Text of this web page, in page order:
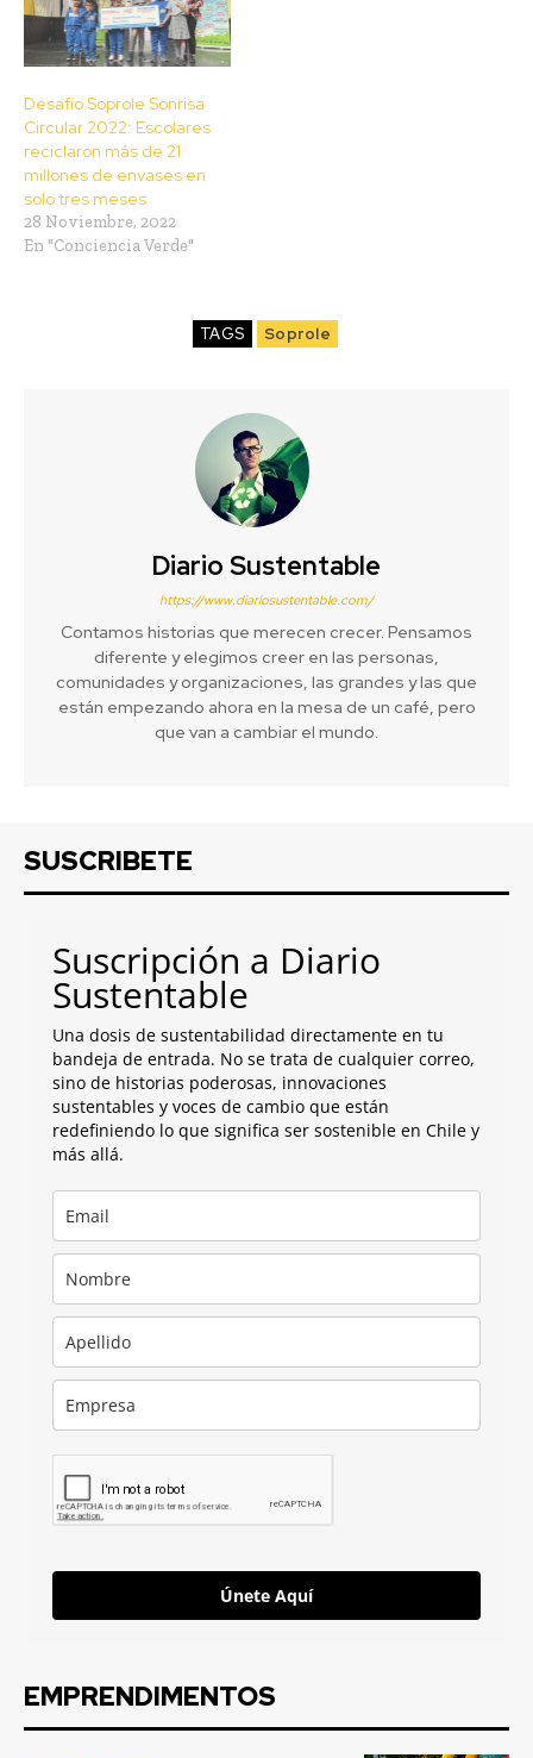
Desafío Soprole Sonrisa
Circular 2022: Escolares
reciclaron más de 21
millones de envases en
solo tres meses
28 Noviembre, 2022
En "Conciencia Verde"
TAGS Soprole
Diario Sustentable
https://www.diariosustentable.com/
Contamos historias que merecen crecer. Pensamos
diferente y elegimos creer en las personas,
comunidades y organizaciones, las grandes y las que
están empezando ahora en la mesa de un café, pero
que van a cambiar el mundo.
SUSCRIBETE
Suscripción a Diario
Sustentable
Una dosis de sustentabilidad directamente en tu
bandeja de entrada. No se trata de cualquier correo,
sino de historias poderosas, innovaciones
sustentables y voces de cambio que están
redefiniendo lo que significa ser sostenible en Chile y
más allá.
Únete Aquí
EMPRENDIMENTOS